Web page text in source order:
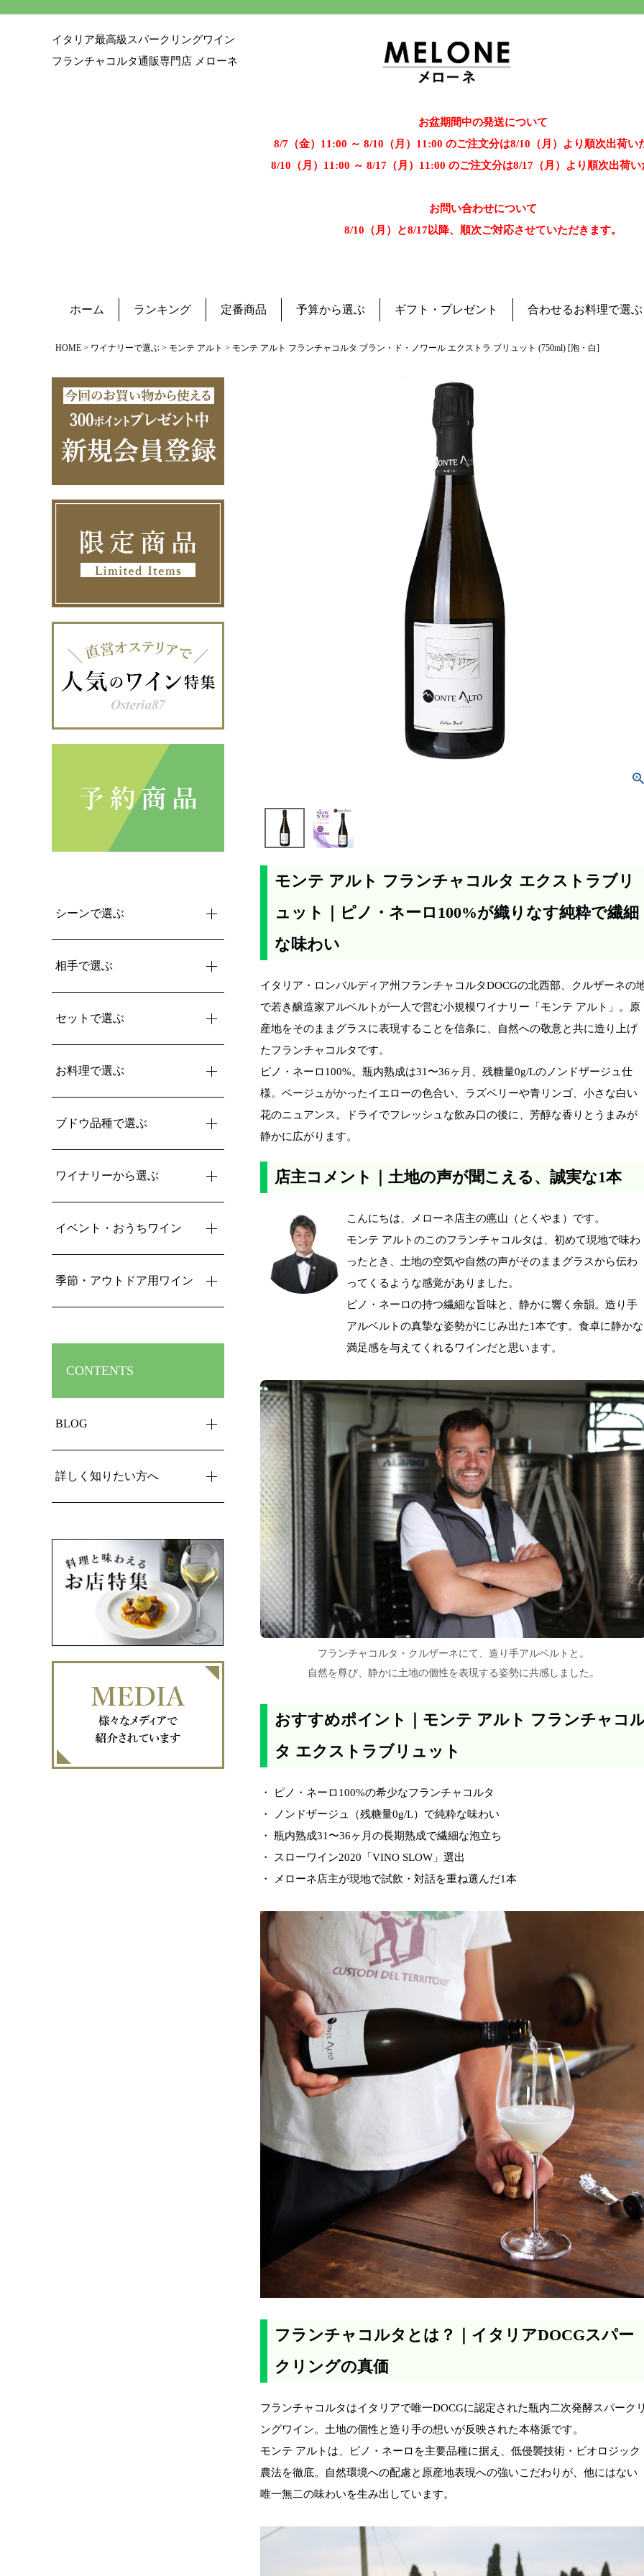
イタリア最高級スパークリングワイン
フランチャコルタ通販専門店 メローネ
お盆期間中の発送について
8/7（金）11:00 ～ 8/10（月）11:00 のご注文分は8/10（月）より順次出荷い
8/10（月）11:00 ～ 8/17（月）11:00 のご注文分は8/17（月）より順次出荷
お問い合わせについて
8/10（月）と8/17以降、順次ご対応させていただきます。
ホーム ランキング 定番商品 予算から選ぶ ギフト・プレゼント 合わせるお料理で選ぶ
HOME ワイナリーで選ぶ モンテ アルト モンテ アルト フランチャコルタ ブラン・ド・ノワール エクストラ ブリュット (750ml) [泡・白]
シーンで選ぶ
相手で選ぶ
セットで選ぶ
お料理で選ぶ
ブドウ品種で選ぶ
ワイナリーから選ぶ
イベント・おうちワイン
季節・アウトドア用ワイン
CONTENTS
BLOG
詳しく知りたい方へ
モンテ アルト フランチャコルタ エクストラブリ
ュット｜ピノ・ネーロ100%が織りなす純粋で繊細
な味わい
イタリア・ロンバルディア州フランチャコルタDOCGの北西部、クルザーネの
で若き醸造家アルベルトが一人で営む小規模ワイナリー「モンテ アルト」。原
産地をそのままグラスに表現することを信条に、自然への敬意と共に造り上げ
たフランチャコルタです。
ピノ・ネーロ100%。瓶内熟成は31〜36ヶ月、残糖量0g/Lのノンドザージュ仕
様。ベージュがかったイエローの色合い、ラズベリーや青リンゴ、小さな白い
花のニュアンス。ドライでフレッシュな飲み口の後に、芳醇な香りとうまみが
静かに広がります。
店主コメント｜土地の声が聞こえる、誠実な1本
こんにちは、メローネ店主の悳山（とくやま）です。
モンテ アルトのこのフランチャコルタは、初めて現地で味わ
ったとき、土地の空気や自然の声がそのままグラスから伝わ
ってくるような感覚がありました。
ピノ・ネーロの持つ繊細な旨味と、静かに響く余韻。造り手
アルベルトの真摯な姿勢がにじみ出た1本です。食卓に静かな
満足感を与えてくれるワインだと思います。
フランチャコルタ・クルザーネにて、造り手アルベルトと。
自然を尊び、静かに土地の個性を表現する姿勢に共感しました。
おすすめポイント｜モンテ アルト フランチャコ
タ エクストラブリュット
・ ピノ・ネーロ100%の希少なフランチャコルタ
・ ノンドザージュ（残糖量0g/L）で純粋な味わい
・ 瓶内熟成31〜36ヶ月の長期熟成で繊細な泡立ち
・ スローワイン2020「VINO SLOW」選出
・ メローネ店主が現地で試飲・対話を重ね選んだ1本
フランチャコルタとは？｜イタリアDOCGスパー
クリングの真価
フランチャコルタはイタリアで唯一DOCGに認定された瓶内二次発酵スパーク
ングワイン。土地の個性と造り手の想いが反映された本格派です。
モンテ アルトは、ピノ・ネーロを主要品種に据え、低侵襲技術・ビオロジック
農法を徹底。自然環境への配慮と原産地表現への強いこだわりが、他にはない
唯一無二の味わいを生み出しています。